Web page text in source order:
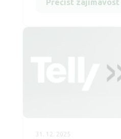
Přečíst zajímavost
31. 12. 2025